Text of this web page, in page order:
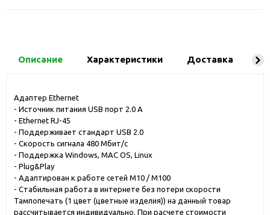
Описание Характеристики Доставка
Адаптер Ethernet
- Источник питания USB порт 2.0 A
- Ethernet RJ-45
- Поддерживает стандарт USB 2.0
- Скорость сигнала 480 Мбит/с
- Поддержка Windows, MAC OS, Linux
- Plug&Play
- Адаптирован к работе сетей М10 / М100
- Стабильная работа в интернете без потери скорости
Тампопечать (1 цвет (цветные изделия)) на данный товар
рассчитывается индивидуально. При расчете стоимости